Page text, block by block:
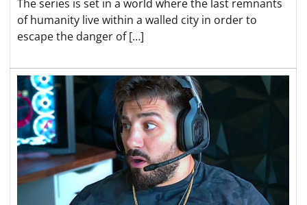
The series is set in a world where the last remnants
of humanity live within a walled city in order to
escape the danger of […]